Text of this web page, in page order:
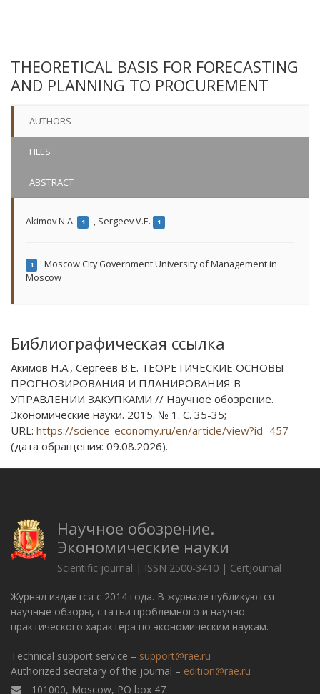
THEORETICAL BASIS FOR FORECASTING
AND PLANNING TO PROCUREMENT
AUTHORS
FILES
ABSTRACT
Akimov N.A. 1 , Sergeev V.E. 1
1
Moscow City Government University of Management in
Moscow
Библиографическая ссылка
Акимов Н.А., Сергеев В.Е. ТЕОРЕТИЧЕСКИЕ ОСНОВЫ
ПРОГНОЗИРОВАНИЯ И ПЛАНИРОВАНИЯ В
УПРАВЛЕНИИ ЗАКУПКАМИ // Научное обозрение.
Экономические науки. 2015. № 1. С. 35-35;
URL: https://science-economy.ru/en/article/view?id=457
(дата обращения: 09.08.2026).
Научное обозрение.
Экономические науки
Scientific journal | ISSN 2500-3410 | CertJournal
Журнал издается с 2014 года. В журнале публикуются
научные обзоры, статьи проблемного и научно-
практического характера по экономическим наукам.
Technical support service – support@rae.ru
Authorized secretary of the journal – edition@rae.ru
101000, Moscow, PO box 47